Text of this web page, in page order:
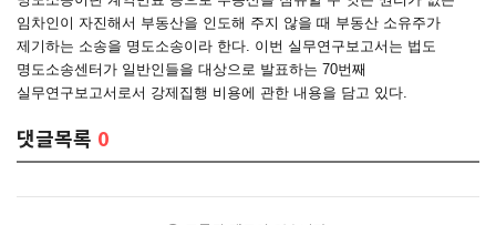
임차인이 자진해서 부동산을 인도해 주지 않을 때 부동산 소유주가
제기하는 소송을 명도소송이라 한다. 이번 실무연구보고서는 법도
명도소송센터가 일반인들을 대상으로 발표하는 70번째
실무연구보고서로서 강제집행 비용에 관한 내용을 담고 있다.
댓글목록 0